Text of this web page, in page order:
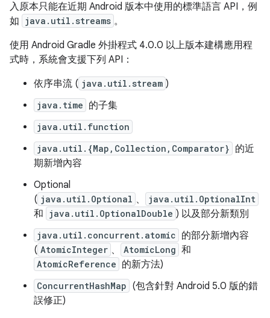
入原本只能在近期 Android 版本中使用的標準語言 API，例
如 java.util.streams 。
使用 Android Gradle 外掛程式 4.0.0 以上版本建構應用程
式時，系統會支援下列 API：
依序串流 ( java.util.stream )
java.time 的子集
java.util.function
java.util.{Map,Collection,Comparator} 的近
期新增內容
Optional
( java.util.Optional 、 java.util.OptionalInt
和 java.util.OptionalDouble ) 以及部分新類別
java.util.concurrent.atomic 的部分新增內容
( AtomicInteger 、 AtomicLong 和
AtomicReference 的新方法)
ConcurrentHashMap (包含針對 Android 5.0 版的錯
誤修正)